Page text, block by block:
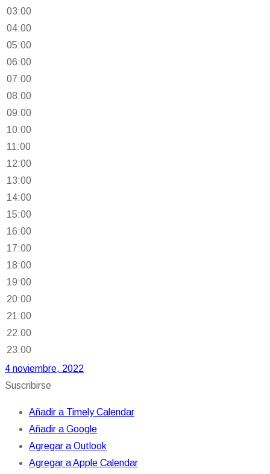
03:00
04:00
05:00
06:00
07:00
08:00
09:00
10:00
11:00
12:00
13:00
14:00
15:00
16:00
17:00
18:00
19:00
20:00
21:00
22:00
23:00
4 noviembre, 2022
Suscribirse
Añadir a Timely Calendar
Añadir a Google
Agregar a Outlook
Agregar a Apple Calendar